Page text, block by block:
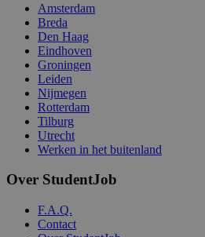
Amsterdam
Breda
Den Haag
Eindhoven
Groningen
Leiden
Nijmegen
Rotterdam
Tilburg
Utrecht
Werken in het buitenland
Over StudentJob
F.A.Q.
Contact